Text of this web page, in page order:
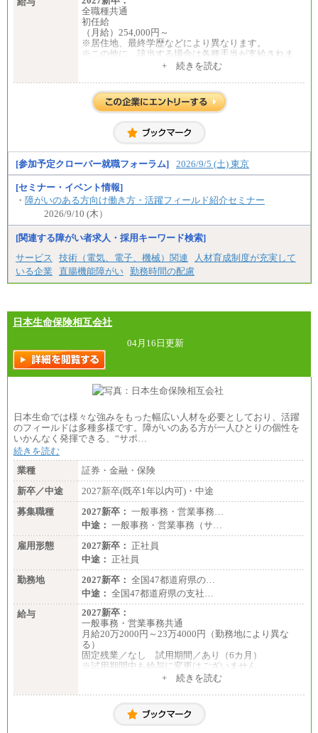
③月給172,500円以上
④月給23万円～37万円
⑤月給20万円～25万円
⑥月給33万円～48万円
⑦月給271,000円以上
⑧～⑮月給200,000円〜月給400,000円
⑯月給185,000円以上
⑰月給237,000円以上
⑱月給212,000円以上
⑲東京：月給202,000 円以上 、京都：月給193,000 円
以上
㉑月給185,000 円以上
㉓月給224,500円以上
※全コース共通※ 能力・経験・勤務地などにより
異なります
※試用期間中も給与に変更はございません。
全職種共通
初任給
（月給）254,000円～
※居住地、最終学歴などにより異なります。
※この他に、該当する場合は各種手当が支給されま
中途：
全職種共通
※居住地、年齢により異なります。
※この他に、該当する場合は各種手当が支給されま
す。
※試用期間中も給与に変更はございません
+ 続きを読む
[参加予定クローバー就職フォーラム] 2026/9/5 (土) 東京
[セミナー・イベント情報]
・ 障がいのある方向け働き方・活躍フィールド紹介セミナー
2026/9/10 (木）
[関連する障がい者求人・採用キーワード検索]
サービス
技術（電気、電子、機械）関連
人材育成制度が充実して
いる企業
直腸機能障がい 勤務時間の配慮
日本生命保険相互会社
04月16日更新
日本生命では様々な強みをもった幅広い人材を必要としており、活躍
のフィールドは多種多様です。障がいのある方が一人ひとりの個性を
いかんなく発揮できる、“サポ…
続きを読む
業種
証券・金融・保険
新卒／中途
2027新卒(既卒1年以内可)・中途
募集職種
2027新卒： 一般事務・営業事務…
中途： 一般事務・営業事務（サ…
雇用形態
2027新卒： 正社員
中途： 正社員
勤務地
2027新卒： 全国47都道府県の…
中途： 全国47都道府県の支社…
給与
2027新卒：
一般事務・営業事務共通
月給20万2000円～23万4000円（勤務地により異な
る）
固定残業／なし 試用期間／あり（6カ月）
※試用期間中も給与に変更はございません
月給20万2000円～23万4000円（勤務地により異な
固定残業／なし 試用期間／あり（6か月）
+ 続きを読む